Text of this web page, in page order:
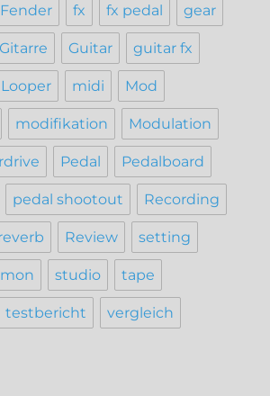
Fender fx fx pedal gear
Gitarre Guitar guitar fx
Looper midi Mod
modifikation Modulation
Pedal Pedalboard
pedal shootout Recording
Review setting
studio tape
testbericht vergleich